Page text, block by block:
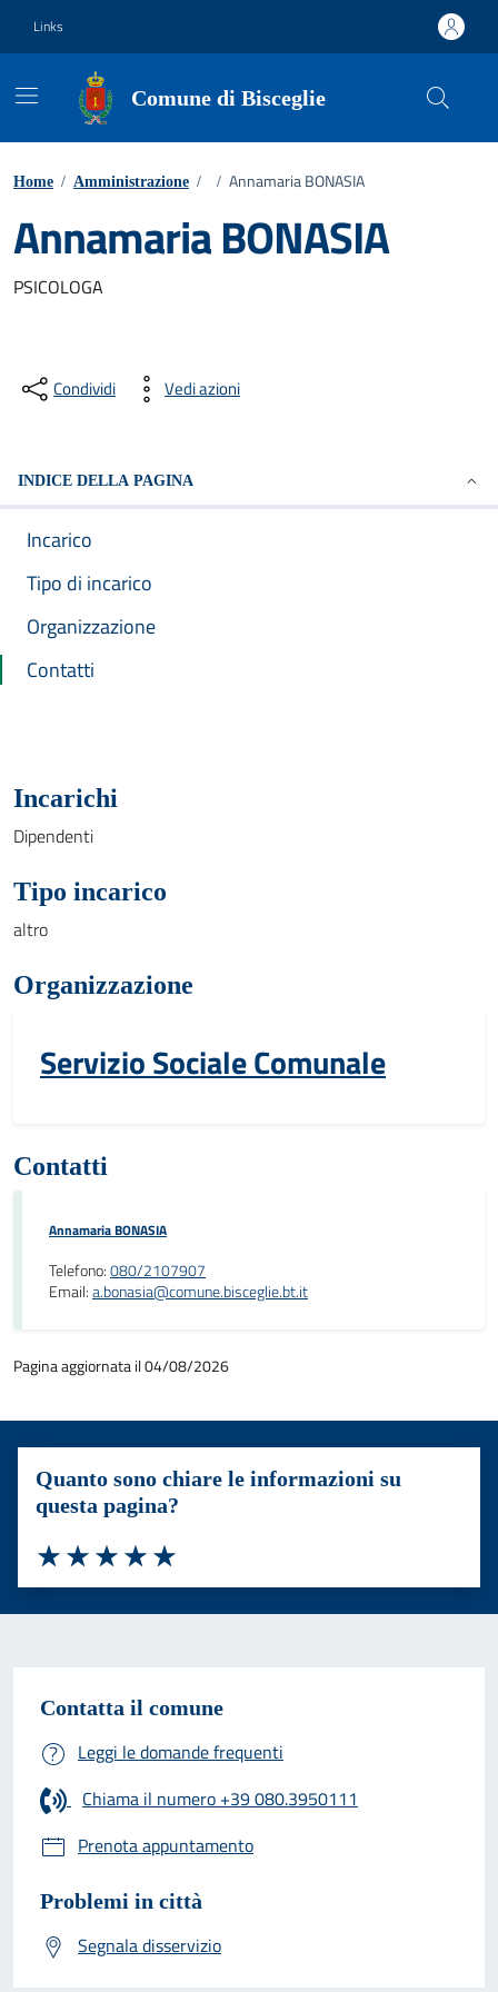
Links
Comune di Bisceglie
Home / Amministrazione / / Annamaria BONASIA
Annamaria BONASIA
PSICOLOGA
Condividi Vedi azioni
INDICE DELLA PAGINA
Incarico
Tipo di incarico
Organizzazione
Contatti
Incarichi
Dipendenti
Tipo incarico
altro
Organizzazione
Servizio Sociale Comunale
Contatti
Annamaria BONASIA
Telefono:080/2107907
Email:a.bonasia@comune.bisceglie.bt.it
Pagina aggiornata il 04/08/2026
Quanto sono chiare le informazioni su
questa pagina?
Valuta 5 stelle su 5
Valuta 4 stelle su 5
Valuta 3 stelle su 5
Valuta 2 stelle su 5
Valuta 1 stelle su 5
Contatta il comune
Leggi le domande frequenti
Chiama il numero +39 080.3950111
Prenota appuntamento
Problemi in città
Segnala disservizio